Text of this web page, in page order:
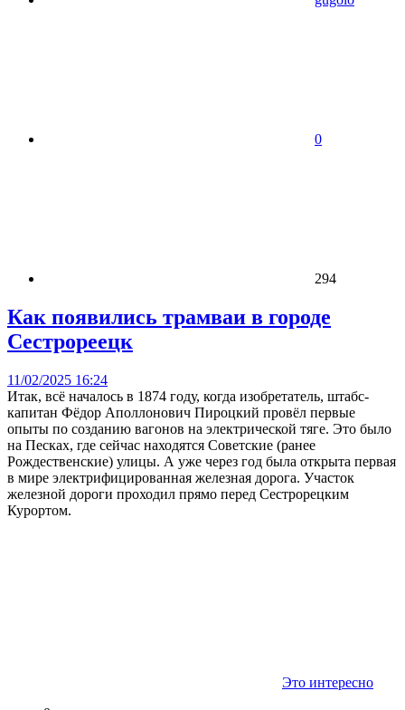
0
294
Как появились трамваи в городе
Сестрореецк
11/02/2025 16:24
Итак, всё началось в 1874 году, когда изобретатель, штабс-
капитан Фёдор Аполлонович Пироцкий провёл первые
опыты по созданию вагонов на электрической тяге. Это было
на Песках, где сейчас находятся Советские (ранее
Рождественские) улицы. А уже через год была открыта первая
в мире электрифицированная железная дорога. Участок
железной дороги проходил прямо перед Сестрорецким
Курортом.
Это интересно